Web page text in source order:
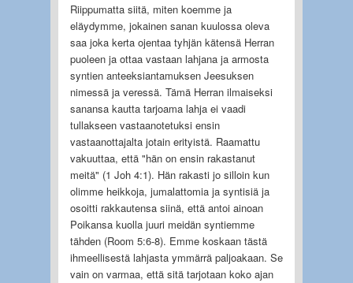
Riippumatta siitä, miten koemme ja
eläydymme, jokainen sanan kuulossa oleva
saa joka kerta ojentaa tyhjän kätensä Herran
puoleen ja ottaa vastaan lahjana ja armosta
syntien anteeksiantamuksen Jeesuksen
nimessä ja veressä. Tämä Herran ilmaiseksi
sanansa kautta tarjoama lahja ei vaadi
tullakseen vastaanotetuksi ensin
vastaanottajalta jotain erityistä. Raamattu
vakuuttaa, että "hän on ensin rakastanut
meitä" (1 Joh 4:1). Hän rakasti jo silloin kun
olimme heikkoja, jumalattomia ja syntisiä ja
osoitti rakkautensa siinä, että antoi ainoan
Poikansa kuolla juuri meidän syntiemme
tähden (Room 5:6-8). Emme koskaan tästä
ihmeellisestä lahjasta ymmärrä paljoakaan. Se
vain on varmaa, että sitä tarjotaan koko ajan